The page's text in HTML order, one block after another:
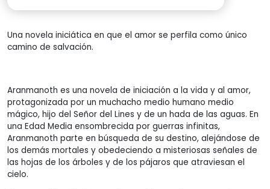
Una novela iniciática en que el amor se perfila como único
camino de salvación.
Aranmanoth es una novela de iniciación a la vida y al amor,
protagonizada por un muchacho medio humano medio
mágico, hijo del Señor del Lines y de un hada de las aguas. En
una Edad Media ensombrecida por guerras infinitas,
Aranmanoth parte en búsqueda de su destino, alejándose de
los demás mortales y obedeciendo a misteriosas señales de
las hojas de los árboles y de los pájaros que atraviesan el
cielo.